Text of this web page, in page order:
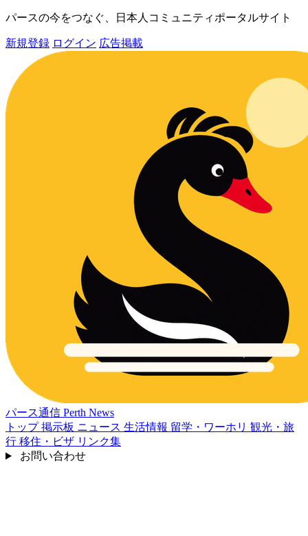
パースの今をつなぐ、日本人コミュニティポータルサイト
新規登録 ログイン 広告掲載
パース通信 Perth News
トップ掲示板 ニュース 生活情報 留学・ワーホリ 観光・旅
行 移住・ビザ リンク集
お問い合わせ